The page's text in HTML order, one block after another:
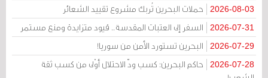
2026-08-03 حملات البحرين تُربك مشروع تقييد الشعائر
2026-07-31 السفر إلى العتبات المقدسة.. قيود متزايدة ومنع مستمر
2026-07-29 البحرين تستورد الأمن من سوريا!
2026-07-28
حاكم البحرين: كسب ودّ الاحتلال أوْلى من كسب ثقة